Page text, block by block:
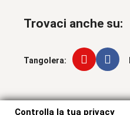
Trovaci anche su:
Tangolera:
Controlla la tua privacy
Controlla la tua privacy